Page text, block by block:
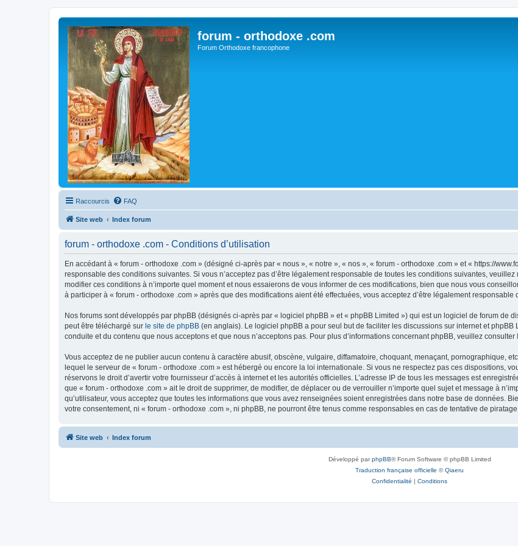
forum - orthodoxe .com
Forum Orthodoxe francophone
Raccourcis FAQ
Site web Index forum
forum - orthodoxe .com - Conditions d’utilisation
En accédant à « forum - orthodoxe .com » (désigné ci-après par « nous », « notre », « nos », « forum - orthodoxe .com » et « https://
responsable des conditions suivantes. Si vous n’acceptez pas d’être légalement responsable de toutes les conditions suivantes,
modifier ces conditions à n’importe quel moment et nous essaierons de vous informer de ces modifications, bien que nous vous
à participer à « forum - orthodoxe .com » après que des modifications aient été effectuées, vous acceptez d’être légalement
Nos forums sont développés par phpBB (désignés ci-après par « logiciel phpBB » et « phpBB Limited ») qui est un logiciel de forum de
peut être téléchargé sur le site de phpBB (en anglais). Le logiciel phpBB a pour seul but de faciliter les discussions sur internet et
conduite et du contenu que nous acceptons et que nous n’acceptons pas. Pour plus d’informations concernant phpBB, veuillez consulter
Vous acceptez de ne publier aucun contenu à caractère abusif, obscène, vulgaire, diffamatoire, choquant, menaçant, pornographique,
lequel le serveur de « forum - orthodoxe .com » est hébergé ou encore la loi internationale. Si vous ne respectez pas ces dispositions,
réservons le droit d’avertir votre fournisseur d’accès à internet et les autorités officielles. L’adresse IP de tous les messages est
que « forum - orthodoxe .com » ait le droit de supprimer, de modifier, de déplacer ou de verrouiller n’importe quel sujet et message à
qu’utilisateur, vous acceptez que toutes les informations que vous avez renseignées soient enregistrées dans notre base de données.
votre consentement, ni « forum - orthodoxe .com », ni phpBB, ne pourront être tenus comme responsables en cas de tentative de
Site web Index forum
Développé parphpBB® Forum Software © phpBB Limited
Traduction française officielle ©Qiaeru
Confidentialité | Conditions